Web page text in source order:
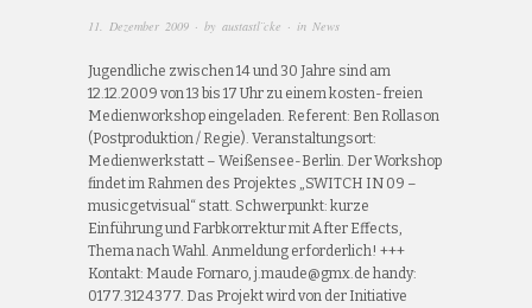
11. Dezember 2009 · by austastl¨cke · in News
Jugendliche zwischen 14 und 30 Jahre sind am
12.12.2009 von 13 bis 17 Uhr zu einem kosten-freien
Medienworkshop eingeladen. Referent: Ben Rollason
(Postproduktion / Regie). Veranstaltungsort:
Medienwerkstatt – Weißensee-Berlin. Der Workshop
findet im Rahmen des Projektes „SWITCH IN 09 –
musicgetvisual“ statt. Schwerpunkt: kurze
Einführung und Farbkorrektur mit After Effects,
Thema nach Wahl. Anmeldung erforderlich! +++
Kontakt: Maude Fornaro, j.maude@gmx.de handy:
0177.3124377. Das Projekt wird von der Initiative